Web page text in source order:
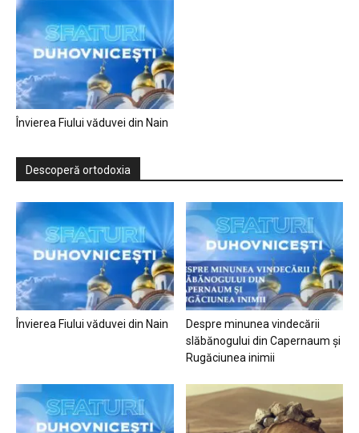
Învierea Fiului văduvei din Nain
Descoperă ortodoxia
Învierea Fiului văduvei din Nain
Despre minunea vindecării
slăbănogului din Capernaum și
Rugăciunea inimii